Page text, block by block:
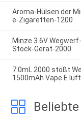
Aroma-Hülsen der
e-Zigaretten-1200
Minze 3.6V
Stock-Gerät-2000
7.0mL 2000 stößt
1500mAh Vape E luft